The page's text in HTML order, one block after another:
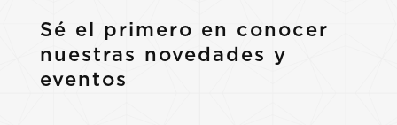
Sé el primero en conocer
nuestras novedades y
eventos